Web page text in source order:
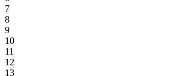
7
8
9
10
11
12
13